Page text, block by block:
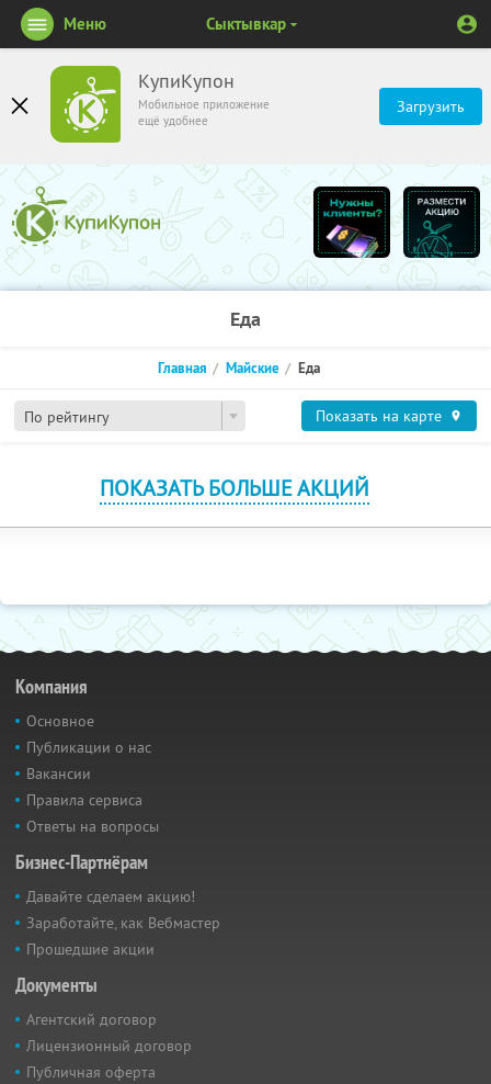
КупиКупон
Мобильное приложение
ещё удобнее
Загрузить
Меню Сыктывкар
Еда
По рейтингу
Главная Майские Еда
Показать на карте
ПОКАЗАТЬ БОЛЬШЕ АКЦИЙ
Компания
Основное
Публикации о нас
Вакансии
Правила сервиса
Ответы на вопросы
Бизнес-Партнёрам
Давайте сделаем акцию!
Заработайте, как Вебмастер
Прошедшие акции
Документы
Агентский договор
Лицензионный договор
Публичная оферта